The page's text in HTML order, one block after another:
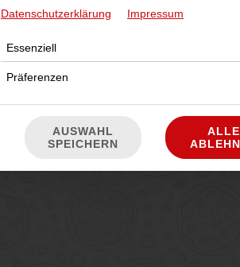
mit Dönerfleisch, roten Zwiebeln,
Datenschutzerklärung Impressum
Essenziell
Präferenzen
AUSWAHL
SPEICHERN
ALLE